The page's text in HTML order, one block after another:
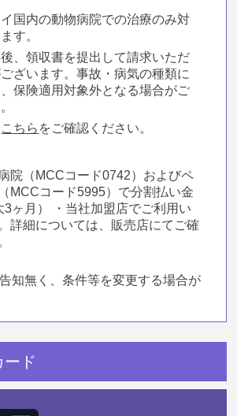
国内の動物病院での治療のみ対
す。
、領収書を提出して請求いただ
ざいます。事故・病気の種類に
保険適用対象外となる場合がご
こちら をご確認ください。
院（MCCコード0742）およびペ
MCCコード5995）で分割払い金
3ヶ月） ・当社加盟店でご利用い
詳細については、販売店にてご確
知無く、条件等を変更する場合が
ード